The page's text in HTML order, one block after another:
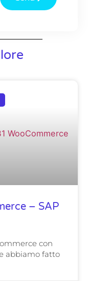
– SAP
con
abbiamo fatto